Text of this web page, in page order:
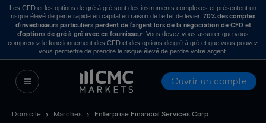
Les CFD et les options de gré à gré sont des instruments complexes et présentent un
risque élevé de perte rapide en capital en raison de l’effet de levier. 70% des comptes
d’investisseurs particuliers perdent de l’argent lors de la négociation de CFD et
d’options de gré à gré avec ce fournisseur . Vous devez vous assurer que vous
comprenez le fonctionnement des CFD et des options de gré à gré et que vous pouvez
vous permettre de prendre le risque élevé de perdre votre argent.
Ouvrir un compte
Domicile Marchés Enterprise Financial Services Corp